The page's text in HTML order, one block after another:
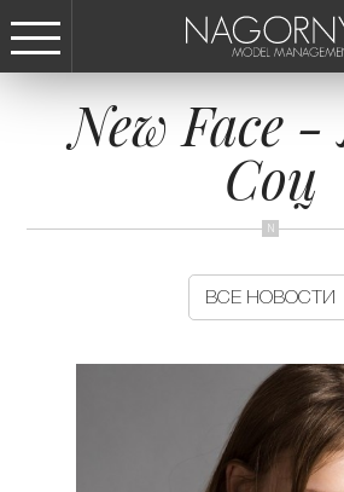
СТАТЬ
ДЕВУШКИ
АГЕНТСТВО
НОВОСТИ
New Face
Соц
ВСЕ НОВОСТИ